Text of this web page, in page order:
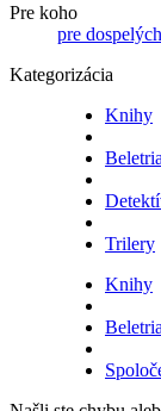
Pre koho
pre dospelých
Kategorizácia
Knihy
Beletria
Trilery
Knihy
Beletria